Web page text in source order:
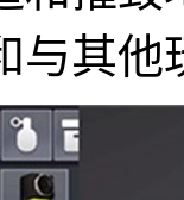
与其他